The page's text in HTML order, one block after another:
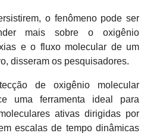
o fenômeno pode ser
mais sobre o oxigênio
e o fluxo molecular de um
disseram os pesquisadores.
de oxigênio molecular
uma ferramenta ideal para
ativas dirigidas por
escalas de tempo dinâmicas